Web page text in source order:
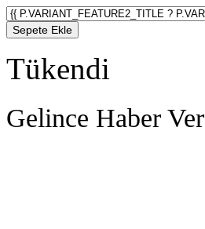
Sepete Ekle
Tükendi
Gelince Haber Ver